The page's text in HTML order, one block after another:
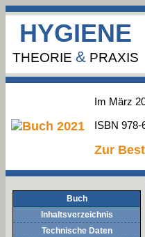
HYGIENE
THEORIE & PRAXIS
Im März
ISBN 978-
Zur
Buch
Inhaltsverzeichnis
Technische Daten